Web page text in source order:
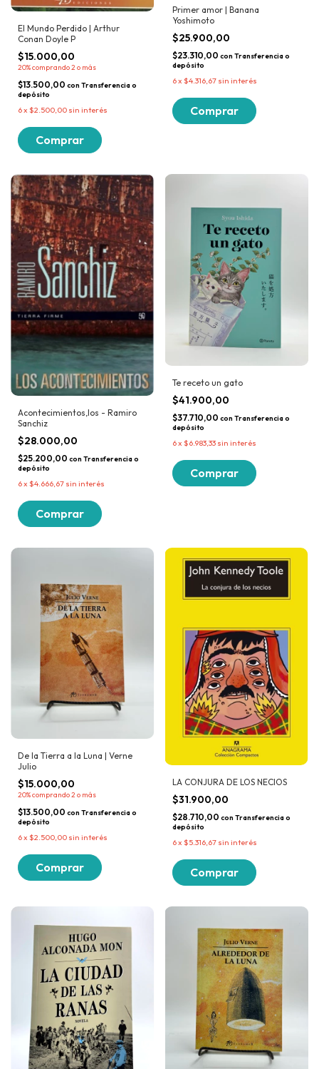
El Mundo Perdido | Arthur
Conan Doyle P
$15.000,00
20%comprando 2 o más
$13.500,00 con Transferencia o
depósito
6x $2.500,00 sin interés
Primer amor | Banana
Yoshimoto
$25.900,00
$23.310,00 con Transferencia o
depósito
6x $4.316,67 sin interés
Acontecimientos,los - Ramiro
Sanchiz
$28.000,00
$25.200,00 con Transferencia o
depósito
6x $4.666,67 sin interés
Te receto un gato
$41.900,00
$37.710,00 con Transferencia o
depósito
6x $6.983,33 sin interés
De la Tierra a la Luna | Verne
Julio
$15.000,00
20%comprando 2 o más
$13.500,00 con Transferencia o
depósito
6x $2.500,00 sin interés
LA CONJURA DE LOS NECIOS
$31.900,00
$28.710,00 con Transferencia o
depósito
6x $5.316,67 sin interés